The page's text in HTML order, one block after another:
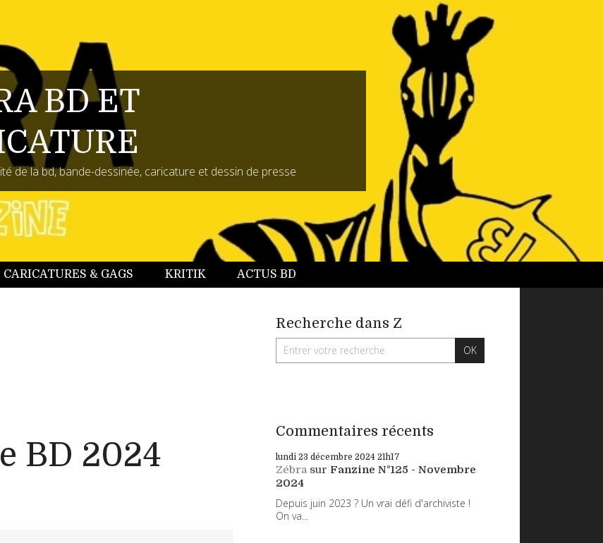
BD ET
de la bd, bande-dessinée, caricature et dessin de presse
CARICATURES & GAGS KRITIK ACTUS BD
BD 2024
Recherche dans Z
Commentaires récents
lundi 23 décembre 2024 21h17
Zébra sur Fanzine N°125 - Novembre
2024
Depuis juin 2023 ? Un vrai défi d'archiviste !
On va...